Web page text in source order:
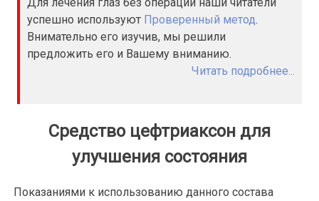
успешно используют Проверенный метод.
Внимательно его изучив, мы решили
предложить его и Вашему вниманию.
Читать подробнее...
Средство цефтриаксон для
улучшения состояния
Показаниями к использованию данного состава